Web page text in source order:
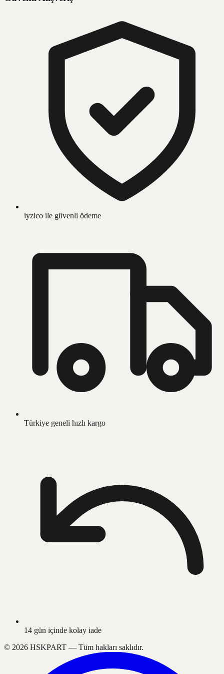
iyzico ile güvenli ödeme
Türkiye geneli hızlı kargo
14 gün içinde kolay iade
© 2026 HSKPART — Tüm hakları saklıdır.